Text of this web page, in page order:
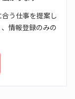
う仕事を提案し
情報登録のみの